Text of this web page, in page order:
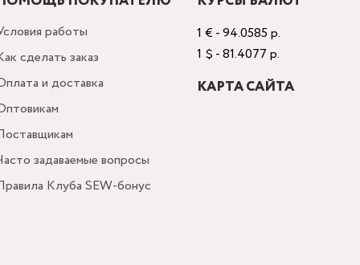
работы
сделать заказ
и доставка
задаваемые вопросы
Клуба SEW-бонус
1 € - 94.0585 р.
1 $ - 81.4077 р.
КАРТА САЙТА